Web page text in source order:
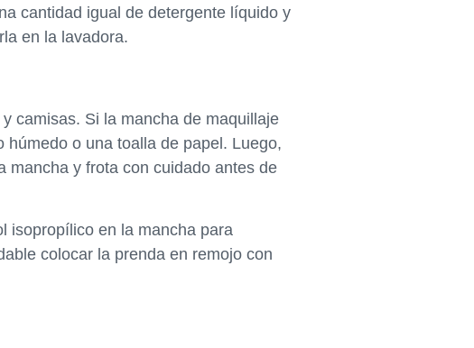
cantidad igual de detergente líquido y
en la lavadora.
camisas. Si la mancha de maquillaje
o una toalla de papel. Luego,
mancha y frota con cuidado antes de
isopropílico en la mancha para
colocar la prenda en remojo con